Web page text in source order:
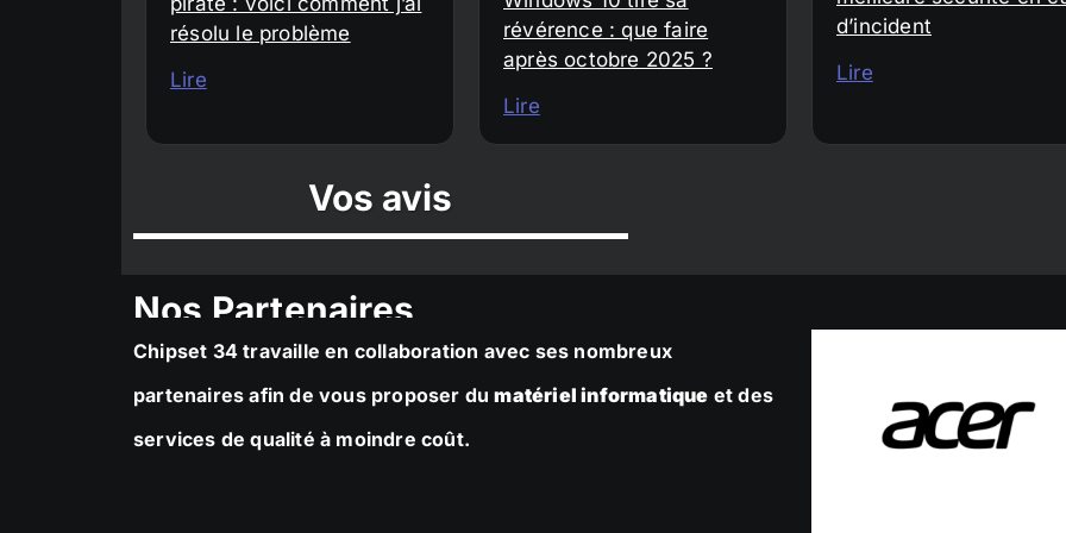
résolu le problème
Lire
révérence : que faire
après octobre 2025 ?
Lire
d’incident
Lire
Vos avis
Nos Partenaires
Chipset 34 travaille en collaboration avec ses nombreux
partenaires afin de vous proposer dumatériel informatique et des
services de qualité à moindre coût.